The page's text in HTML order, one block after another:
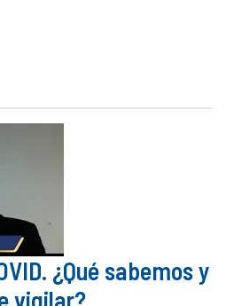
¿Qué sabemos y
vigilar?